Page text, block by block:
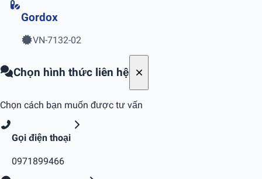
Gordox
VN-7132-02
Chọn hình thức liên hệ
Chọn cách bạn muốn được tư vấn
Gọi điện thoại
0971899466